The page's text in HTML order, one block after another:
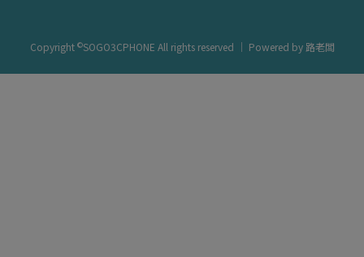
Copyright ©SOGO3CPHONE All rights reserved ｜ Powered by 路老闆